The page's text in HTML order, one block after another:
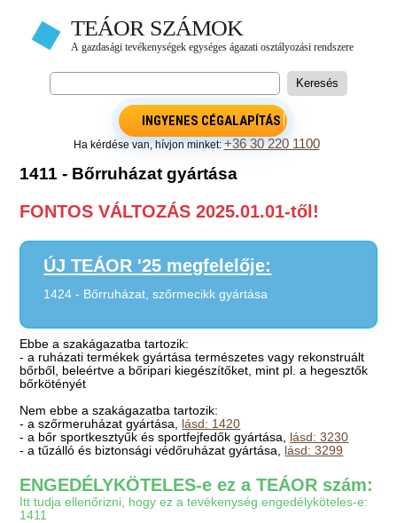
INGYENES CÉGALAPÍTÁS
Ha kérdése van, hívjon minket:+36 30 220 1100
1411 - Bőrruházat gyártása
FONTOS VÁLTOZÁS 2025.01.01-től!
ÚJ TEÁOR '25 megfelelője:
1424 - Bőrruházat, szőrmecikk gyártása
Ebbe a szakágazatba tartozik:
- a ruházati termékek gyártása természetes vagy rekonstruált
bőrből, beleértve a bőripari kiegészítőket, mint pl. a hegesztők
bőrkötényét
Nem ebbe a szakágazatba tartozik:
- a szőrmeruházat gyártása, lásd: 1420
- a bőr sportkesztyűk és sportfejfedők gyártása, lásd: 3230
- a tűzálló és biztonsági védőruházat gyártása, lásd: 3299
ENGEDÉLYKÖTELES-e ez a TEÁOR szám:
Itt tudja ellenőrizni, hogy ez a tevékenység engedélyköteles-e:
1411